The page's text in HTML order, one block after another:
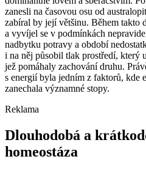
zanesli na časovou osu od
zabíral by její většinu. Během takto
a vyvíjel se v podmínkách
nadbytku potravy a období
i na něj působil tlak prostředí, který
jež pomáhaly zachování druhu.
s energií byla jedním z faktorů, kde
zanechala významné stopy.
Reklama
Dlouhodobá a
homeostáza